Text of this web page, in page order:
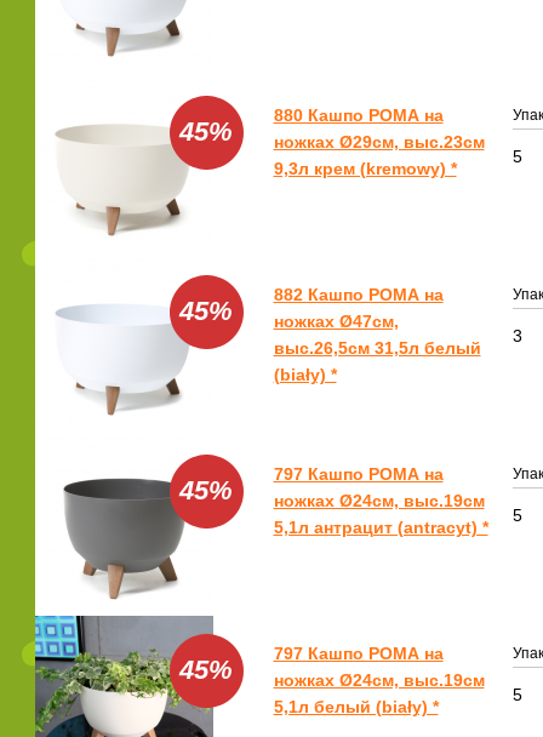
45%
880 Кашпо РОМА на
ножках Ø29см, выс.23см
9,3л крем (kremowy) *
5
45%
882 Кашпо РОМА на
ножках Ø47см,
выс.26,5см 31,5л белый
(biały) *
3
45%
797 Кашпо РОМА на
ножках Ø24см, выс.19см
5,1л антрацит (antracyt) *
5
45%
797 Кашпо РОМА на
ножках Ø24см, выс.19см
5,1л белый (biały) *
5